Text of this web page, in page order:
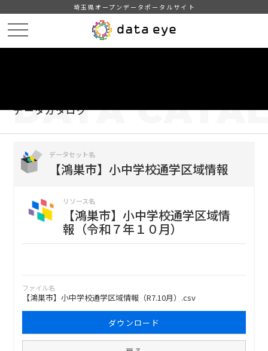
埼玉県オープンデータポータルサイト
データカタログ
DATA
データセット名
【鴻巣市】小中学校通学区域情報
リソース名
【鴻巣市】小中学校通学区域情
報（令和７年１０月）
ファイル名
【鴻巣市】小中学校通学区域情報（R7.10月）.csv
ダウンロード